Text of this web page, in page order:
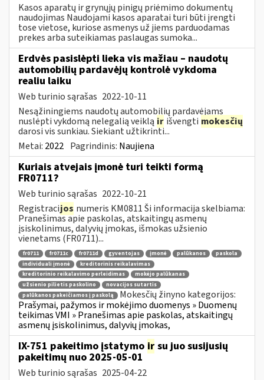
Kasos aparatų ir grynųjų pinigų priėmimo dokumentų
naudojimas Naudojami kasos aparatai turi būti įrengti
tose vietose, kuriose asmenys už jiems parduodamas
prekes arba suteikiamas paslaugas sumoka...
Erdvės pasislėpti lieka vis mažiau – naudotų
automobilių pardavėjų kontrolė vykdoma
realiu laiku
Web turinio sąrašas 2022-10-11
Nesąžiningiems naudotų automobilių pardavėjams
nuslėpti vykdomą nelegalią veiklą ir išvengti mokesčių
darosi vis sunkiau. Siekiant užtikrinti...
Metai: 2022 Pagrindinis: Naujiena
Kuriais atvejais įmonė turi teikti formą
FR0711?
Web turinio sąrašas 2022-10-21
Registracijos numeris KM0811 Ši informacija skelbiama:
Pranešimas apie paskolas, atskaitingų asmenų
įsiskolinimus, dalyvių įmokas, išmokas užsienio
vienetams (FR0711)...
fr0711 fr0711c fr0711d gyventojas įmonė palūkanos
paskola
individuali įmonė
kreditorinis reikalavimas
kreditorinio reikalavimo perleidimas
mokėjo palūkanas
užsienio pilietis paskolino
novacijos sutartis
palūkanos pakeičiamos į paskolą
Mokesčių žinyno kategorijos:
Prašymai, pažymos ir mokėjimo duomenys » Duomenų
teikimas VMI » Pranešimas apie paskolas, atskaitingų
asmenų įsiskolinimus, dalyvių įmokas,
IX-751 pakeitimo įstatymo ir su juo susijusių
pakeitimų nuo 2025-05-01
Web turinio sąrašas 2025-04-22